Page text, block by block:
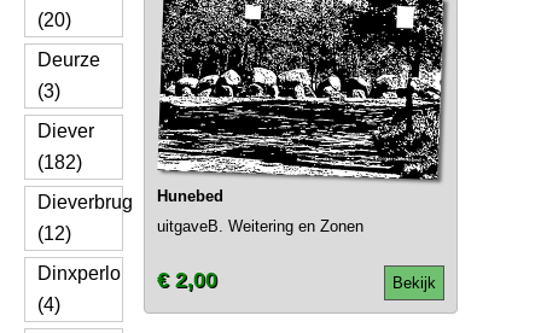
(20)
Deurze
(3)
Diever
(182)
Dieverbrug
(12)
Dinxperlo
(4)
Hunebed
uitgaveB. Weitering en Zonen
Bekijk
€ 2,00